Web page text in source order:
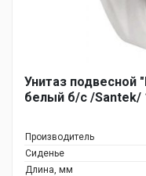
Унитаз подвесной
белый б/с /Santek/
Производитель
Сиденье
Длина, мм